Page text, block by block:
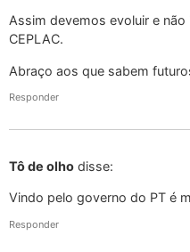
Assim devemos evoluir e
CEPLAC.
Abraço aos que sabem
Responder
Tô de olho disse:
Vindo pelo governo do PT é
Responder